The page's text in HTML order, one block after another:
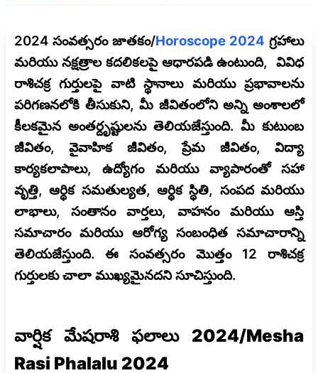
2024 సంవత్సరం జాతకం/Horoscope 2024 గ్రహాలు
మరియు నక్షత్రాల కదలికలపై ఆధారపడి ఉంటుంది, వివిధ
రాశిచక్ర గుర్తులపై వాటి స్థానాలు మరియు ప్రభావాలను
పరిగణనలోకి తీసుకుని, మీ జీవితంలోని అన్ని అంశాలలో
కీలకమైన అంతర్దృష్టులను తెలియజేస్తుంది. మీ కుటుంబ
జీవితం, వైవాహిక జీవితం, ప్రేమ జీవితం, విద్యా
కార్యకలాపాలు, ఉద్యోగం మరియు వ్యాపారంతో సహా
వృత్తి, ఆర్థిక సమతుల్యత, ఆర్థిక స్థితి, సంపద మరియు
లాభాలు, సంతానం వార్తలు, వాహనం మరియు ఆస్తి
సమాచారం మరియు ఆరోగ్య సంబంధిత సమాచారాన్ని
తెలియజేస్తుంది. ఈ సంవత్సరం మొత్తం 12 రాశిచక్ర
గుర్తులకు చాలా ముఖ్యమైనదని సూచిస్తుంది.
వార్షిక మేషరాశి ఫలాలు 2024/Mesha
Rasi Phalalu 2024